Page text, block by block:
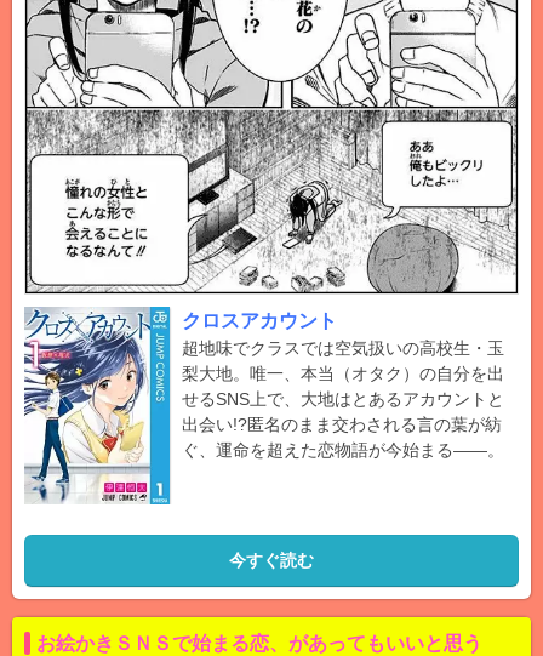
クロスアカウント
超地味でクラスでは空気扱いの高校生・玉
梨大地。唯一、本当（オタク）の自分を出
せるSNS上で、大地はとあるアカウントと
出会い!?匿名のまま交わされる言の葉が紡
ぐ、運命を超えた恋物語が今始まる――。
今すぐ読む
お絵かきＳＮＳで始まる恋、があってもいいと思う